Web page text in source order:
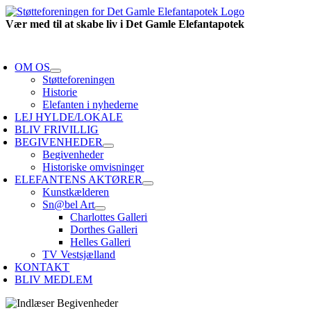
Skip
to
Vær med til at skabe liv i Det Gamle Elefantapotek
OM OS
Støtteforeningen
Historie
Elefanten i nyhederne
LEJ HYLDE/LOKALE
BLIV FRIVILLIG
BEGIVENHEDER
Begivenheder
Historiske omvisninger
ELEFANTENS AKTØRER
Kunstkælderen
Sn@bel Art
Charlottes Galleri
Dorthes Galleri
Helles Galleri
TV Vestsjælland
KONTAKT
BLIV MEDLEM